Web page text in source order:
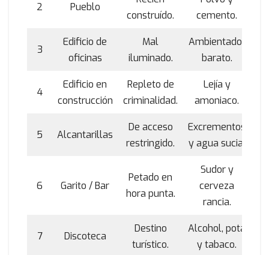
2 Pueblo
construído.
cemento.
3
Edificio de
oficinas
Mal
iluminado.
Ambientador
barato.
4
Edificio en
construcción
Repleto de
criminalidad.
Lejía y
amoniaco.
5 Alcantarillas
De acceso
restringido.
Excrementos
y agua sucia.
6 Garito / Bar
Petado en
hora punta.
Sudor y
cerveza
rancia.
7 Discoteca
Destino
turístico.
Alcohol, pota
y tabaco.